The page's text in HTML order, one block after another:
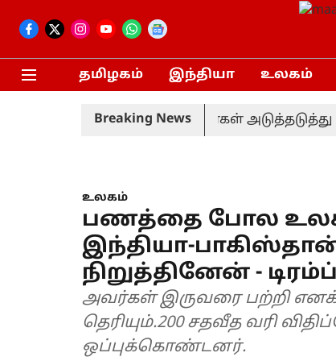
தமிழகம் இந்தியா உலகம்
Breaking News
நிகழ்ச்சியில் காவலர்கள் அடுத்தடுத்து
உலகம்
பணத்தை போல
இந்தியா-
நிறுத்தினேன் - டிரம்ப்
அவர்கள் இருவரை பற்றி
தெரியும்.200 சதவீத வரி
ஒப்புக்கொண்டனர்.